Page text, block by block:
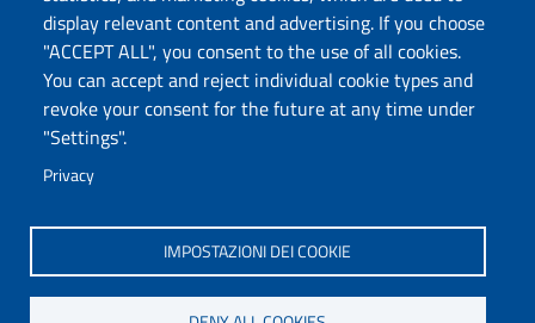
display relevant content and advertising. If you choose
"ACCEPT ALL", you consent to the use of all cookies.
You can accept and reject individual cookie types and
revoke your consent for the future at any time under
"Settings".
Privacy
IMPOSTAZIONI DEI COOKIE
Università degli Studi di Sassari
Dipartimento di Storia, Scienze dell’Uomo e
della Formazione
Via Maurizio Zanfarino 62, 07100 Sassari
PEC: dip.storia.scienze.formazione@pec.uniss.it
www.uniss.it